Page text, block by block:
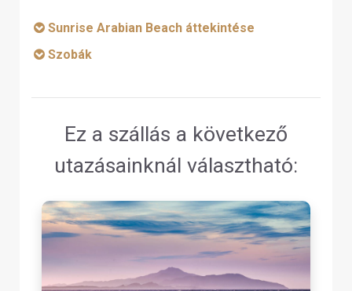
Sunrise Arabian Beach áttekintése
Szobák
Ez a szállás a következő
utazásainknál választható: